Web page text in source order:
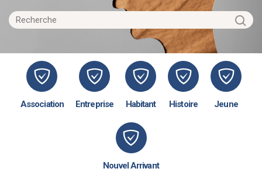
Association Entreprise Habitant Histoire Jeune
Nouvel Arrivant